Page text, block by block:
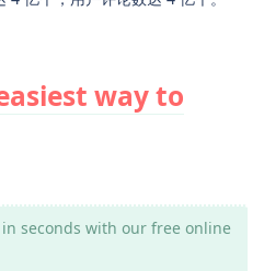
way to
seconds with our free online